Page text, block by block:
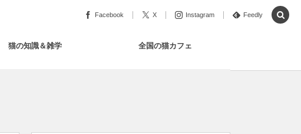
Facebook X Instagram Feedly
猫の知識＆雑学 全国の猫カフェ